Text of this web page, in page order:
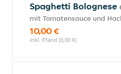
Spaghetti Bolognese
mit Tomatensauce und
10,00 €
inkl. Pfand (0,00 €)